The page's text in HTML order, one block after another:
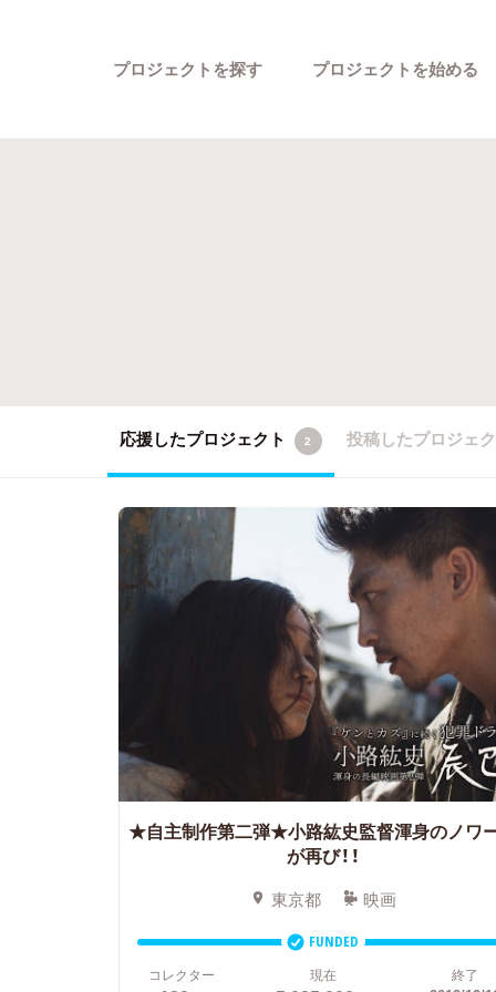
プロジェクトを探す プロジェクトを始める
応援したプロジェクト 2 投稿したプロジェ
★自主制作第二弾★小路紘史監督渾身のノワ
が再び！！
東京都 映画
FUNDED
コレクター
現在 終了